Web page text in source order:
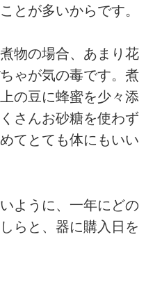
とが多いからです。
物の場合、あまり花
ゃが気の毒です。煮
の豆に蜂蜜を少々添
さんお砂糖を使わず
てとても体にもいい
ように、一年にどの
らと、器に購入日を